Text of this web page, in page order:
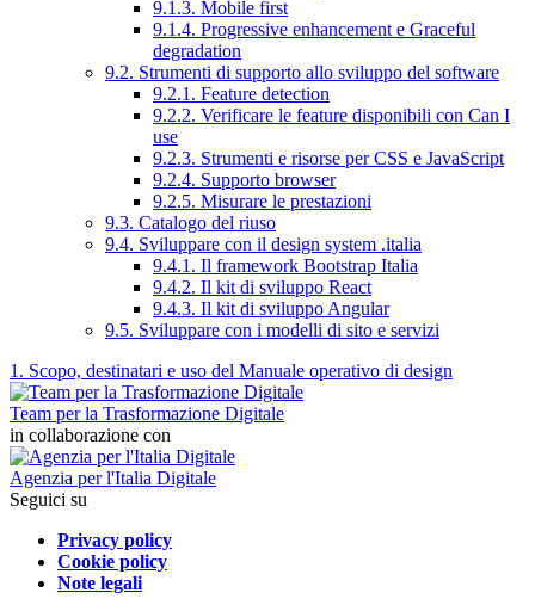
9.1.3. Mobile first
9.1.4. Progressive enhancement e Graceful
degradation
9.2. Strumenti di supporto allo sviluppo del software
9.2.1. Feature detection
9.2.2. Verificare le feature disponibili con Can I
use
9.2.3. Strumenti e risorse per CSS e JavaScript
9.2.4. Supporto browser
9.2.5. Misurare le prestazioni
9.3. Catalogo del riuso
9.4. Sviluppare con il design system .italia
9.4.1. Il framework Bootstrap Italia
9.4.2. Il kit di sviluppo React
9.4.3. Il kit di sviluppo Angular
9.5. Sviluppare con i modelli di sito e servizi
1. Scopo, destinatari e uso del Manuale operativo di design
Team per la Trasformazione Digitale
in collaborazione con
Agenzia per l'Italia Digitale
Seguici su
Privacy policy
Cookie policy
Note legali